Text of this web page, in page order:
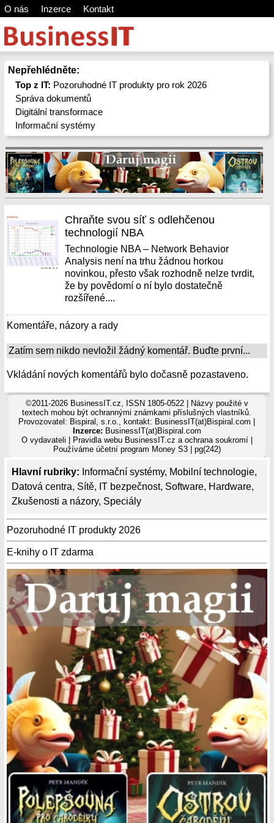
O nás Inzerce Kontakt
Nepřehlédněte:
Top z IT: Pozoruhodné IT produkty pro rok 2026
Správa dokumentů
Digitální transformace
Informační systémy
Hlavní rubriky: Informační systémy, Mobilní technologie,
Datová centra, Sítě, IT bezpečnost, Software, Hardware,
Zkušenosti a názory, Speciály
Pozoruhodné IT produkty 2026
E-knihy o IT zdarma
Chraňte svou síť s odlehčenou
technologií NBA
Technologie NBA – Network Behavior
Analysis není na trhu žádnou horkou
novinkou, přesto však rozhodně nelze tvrdit,
že by povědomí o ní bylo dostatečně
rozšířené....
Komentáře, názory a rady
Zatím sem nikdo nevložil žádný komentář. Buďte první...
Vkládání nových komentářů bylo dočasně pozastaveno.
©2011-2026 BusinessIT.cz, ISSN 1805-0522 | Názvy použité v
textech mohou být ochrannými známkami příslušných vlastníků.
Provozovatel: Bispiral, s.r.o., kontakt: BusinessIT(at)Bispiral.com |
Inzerce: BusinessIT(at)Bispiral.com
O vydavateli
Pravidla webu BusinessIT.cz a ochrana soukromí|
Používáme účetní program Money S3| pg(242)